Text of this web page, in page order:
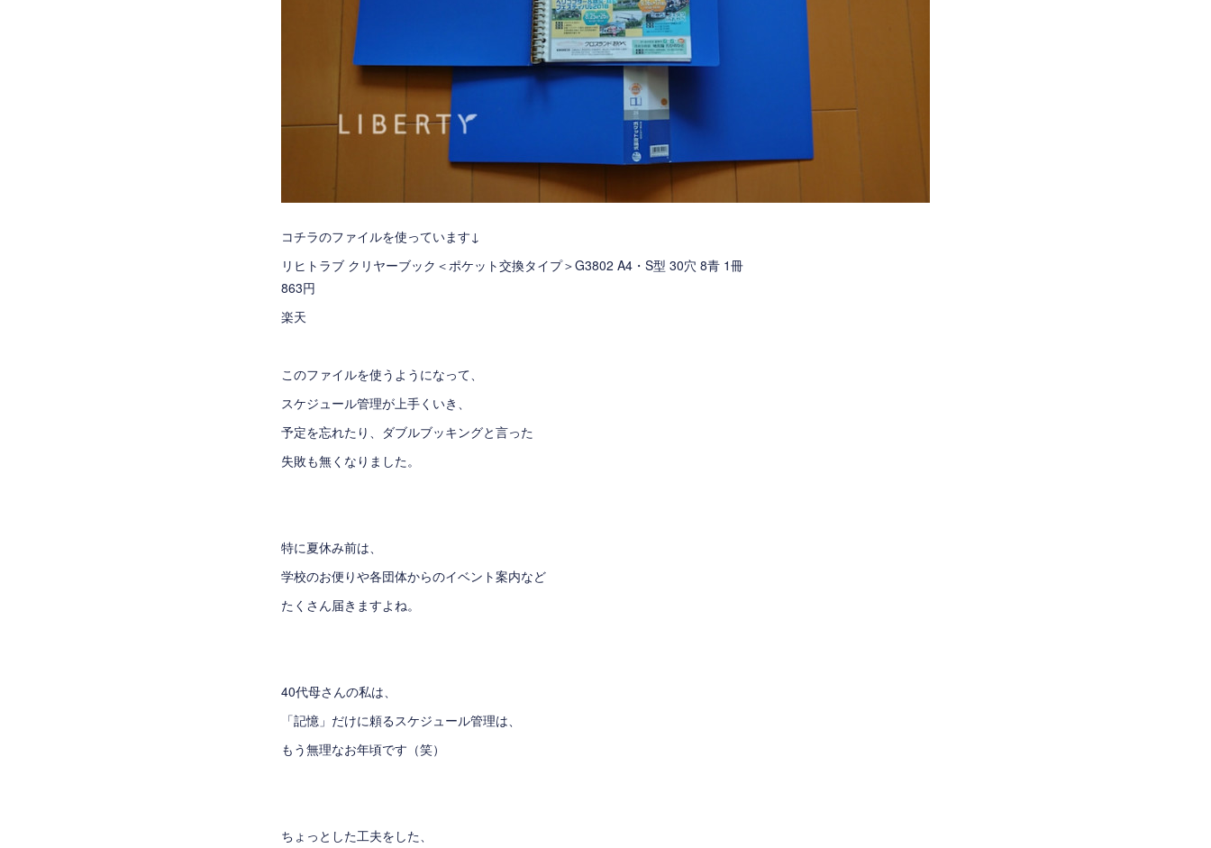
コチラのファイルを使っています↓
リヒトラブ クリヤーブック＜ポケット交換タイプ＞G3802 A4・S型 30穴 8青 1冊
863円
楽天
このファイルを使うようになって、
スケジュール管理が上手くいき、
予定を忘れたり、ダブルブッキングと言った
失敗も無くなりました。
特に夏休み前は、
学校のお便りや各団体からのイベント案内など
たくさん届きますよね。
40代母さんの私は、
「記憶」だけに頼るスケジュール管理は、
もう無理なお年頃です（笑）
ちょっとした工夫をした、